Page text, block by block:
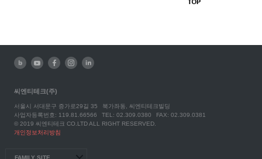
씨엔티테크(주)
서울시 서대문구 증가로29길 35
북가좌동, 씨엔티테크빌딩
사업자등록번호: 119.81.66566
TEL: 02.309.0380
FAX: 02.309.0381
© 2019 씨엔티테크 CO.LTD ALL RIGHT RESERVED.
개인정보처리방침
FAMILY SITE